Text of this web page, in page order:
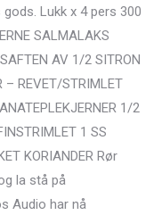
Lukk x 4 pers 300
SALMALAKS
AV 1/2 SITRON
– REVET/STRIMLET
1/2
1 SS
KORIANDER Rør
la stå på
Audio har nå